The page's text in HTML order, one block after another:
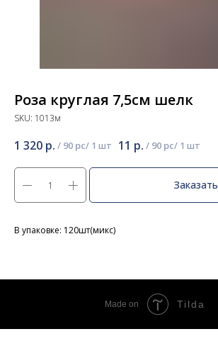
Роза круглая 7,5см шелк
SKU: 1013м
1 320 р. / 90 pc 11 р. / 90 pc
Заказать
В упаковке: 120шт(микс)
Made on Tilda